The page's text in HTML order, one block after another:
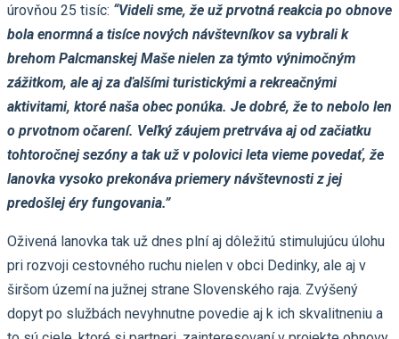
úrovňou 25 tisíc: “Videli sme, že už prvotná reakcia po obnove
bola enormná a tisíce nových návštevníkov sa vybrali k
brehom Palcmanskej Maše nielen za týmto výnimočným
zážitkom, ale aj za ďalšími turistickými a rekreačnými
aktivitami, ktoré naša obec ponúka. Je dobré, že to nebolo len
o prvotnom očarení. Veľký záujem pretrváva aj od začiatku
tohtoročnej sezóny a tak už v polovici leta vieme povedať, že
lanovka vysoko prekonáva priemery návštevnosti z jej
predošlej éry fungovania.”
Oživená lanovka tak už dnes plní aj dôležitú stimulujúcu úlohu
pri rozvoji cestovného ruchu nielen v obci Dedinky, ale aj v
širšom území na južnej strane Slovenského raja. Zvýšený
dopyt po službách nevyhnutne povedie aj k ich skvalitneniu a